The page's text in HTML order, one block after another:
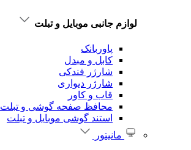
لوازم جانبی موبایل و تبلت
پاوربانک
کابل و مبدل
شارژر فندکی
شارژر دیواری
قاب و کاور
محافظ صفحه گوشی و تبلت
استند گوشی موبایل و تبلت
مانیتور